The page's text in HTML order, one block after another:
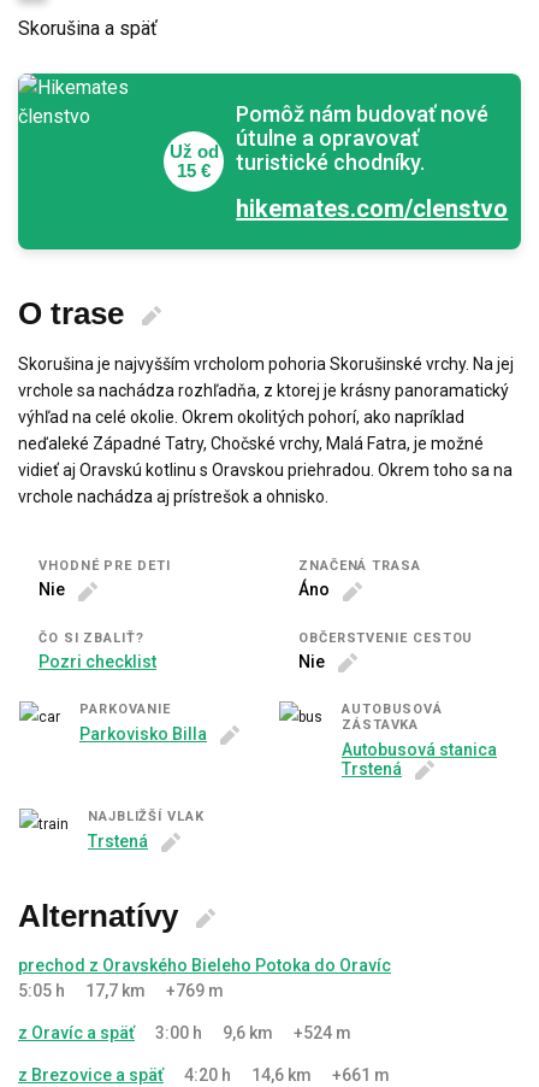
Skorušina a späť
Už od
15 €
Pomôž nám budovať nové
útulne a opravovať
turistické chodníky.
hikemates.com/clenstvo
O trase
Skorušina je najvyšším vrcholom pohoria Skorušinské vrchy. Na jej
vrchole sa nachádza rozhľadňa, z ktorej je krásny panoramatický
výhľad na celé okolie. Okrem okolitých pohorí, ako napríklad
neďaleké Západné Tatry, Chočské vrchy, Malá Fatra, je možné
vidieť aj Oravskú kotlinu s Oravskou priehradou. Okrem toho sa na
vrchole nachádza aj prístrešok a ohnisko.
VHODNÉ PRE DETI
Nie
ZNAČENÁ TRASA
Áno
ČO SI ZBALIŤ?
Pozri checklist
OBČERSTVENIE CESTOU
Nie
PARKOVANIE
Parkovisko Billa
AUTOBUSOVÁ
ZÁSTAVKA
Autobusová stanica
Trstená
NAJBLIŽŠÍ VLAK
Trstená
Alternatívy
prechod z Oravského Bieleho Potoka do Oravíc
5:05 h
17,7 km +769 m
z Oravíc a späť 3:00 h 9,6 km +524 m
z Brezovice a späť 4:20 h 14,6 km +661 m